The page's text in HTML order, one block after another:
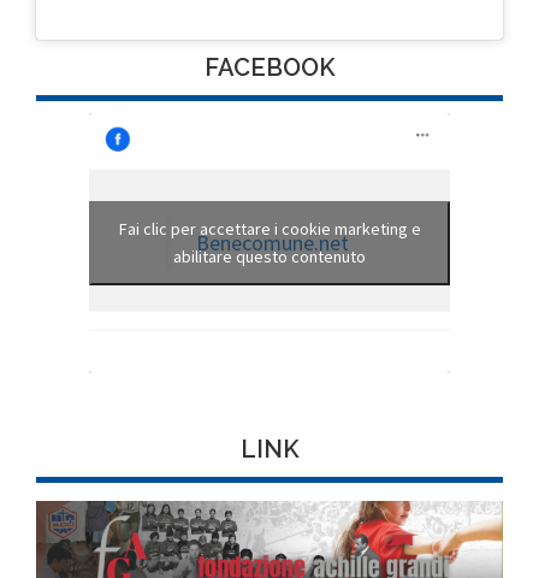
FACEBOOK
Benecomune.net
Fai clic per accettare i cookie marketing e
abilitare questo contenuto
LINK